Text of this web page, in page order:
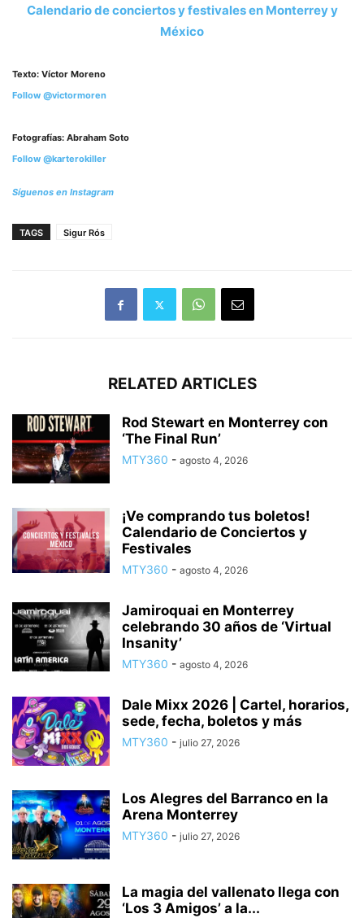
Calendario de conciertos y festivales en Monterrey y
México
Texto: Víctor Moreno
Follow @victormoren
Fotografías: Abraham Soto
Follow @karterokiller
Síguenos en Instagram
TAGS Sigur Rós
RELATED ARTICLES
Rod Stewart en Monterrey con
‘The Final Run’
MTY360 - agosto 4, 2026
¡Ve comprando tus boletos!
Calendario de Conciertos y
Festivales
MTY360 - agosto 4, 2026
Jamiroquai en Monterrey
celebrando 30 años de ‘Virtual
Insanity’
MTY360 - agosto 4, 2026
Dale Mixx 2026 | Cartel, horarios,
sede, fecha, boletos y más
MTY360 - julio 27, 2026
Los Alegres del Barranco en la
Arena Monterrey
MTY360 - julio 27, 2026
La magia del vallenato llega con
‘Los 3 Amigos’ a la...